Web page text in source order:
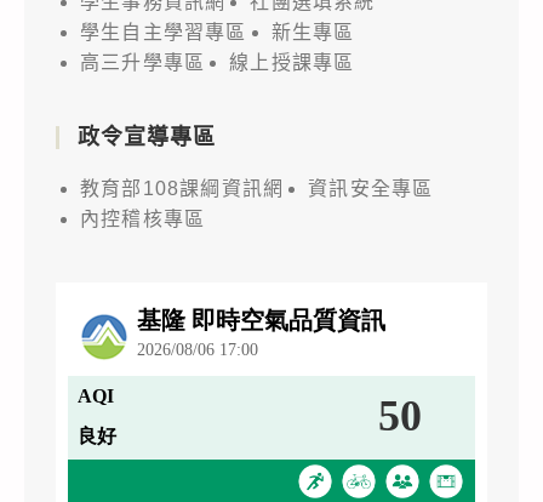
學生自主學習專區
新生專區
高三升學專區
線上授課專區
政令宣導專區
教育部108課綱資訊網
資訊安全專區
內控稽核專區